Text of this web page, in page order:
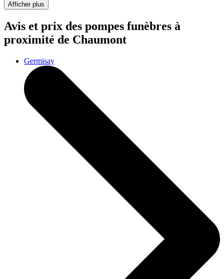
Afficher plus
Avis et prix des pompes funèbres à
proximité de Chaumont
Germisay